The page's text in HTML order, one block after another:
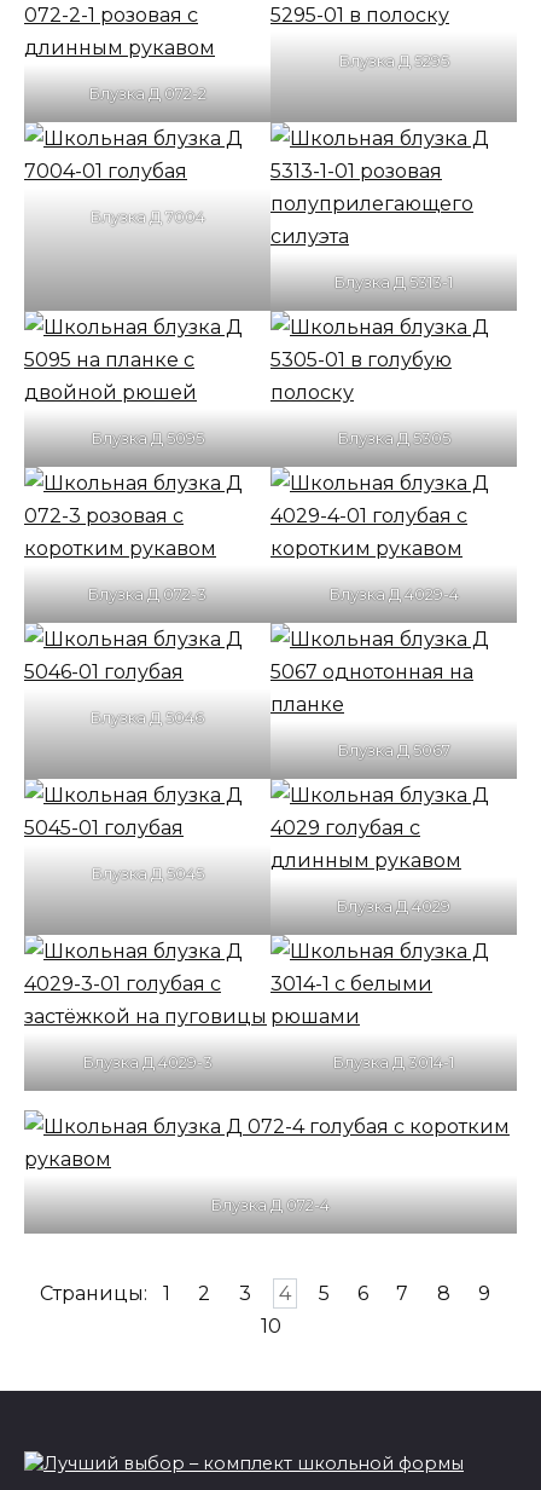
Блузка Д 072-2
Блузка Д 5295
Блузка Д 7004
Блузка Д 5313-1
Блузка Д 5095 Блузка Д 5305
Блузка Д 072-3 Блузка Д 4029-4
Блузка Д 5046
Блузка Д 5067
Блузка Д 5045
Блузка Д 4029
Блузка Д 4029-3 Блузка Д 3014-1
Блузка Д 072-4
Страницы: 1 2 3 4 5 6 7 8
9
10